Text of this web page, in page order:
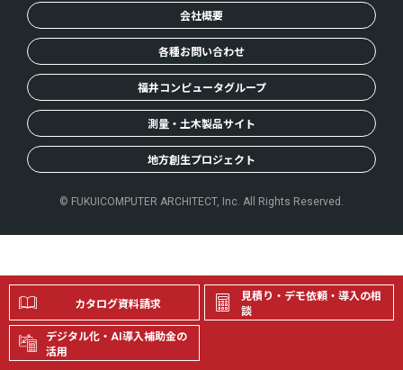
カタログ資料請求
見積り・デモ依頼・導入の相
談
デジタル化・AI導入補助金の
活用
会社概要
各種お問い合わせ
福井コンピュータグループ
測量・土木製品サイト
地方創生プロジェクト
© FUKUICOMPUTER ARCHITECT, Inc. All Rights Reserved.